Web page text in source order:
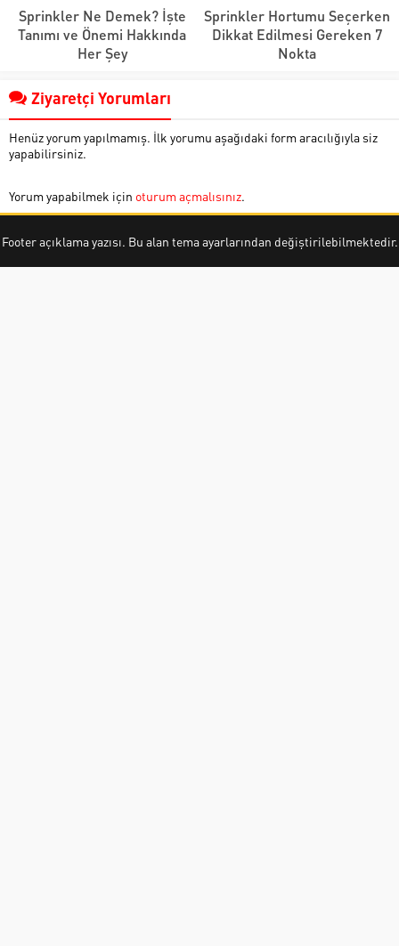
Sprinkler Ne Demek? İşte
Tanımı ve Önemi Hakkında
Her Şey
Sprinkler Hortumu Seçerken
Dikkat Edilmesi Gereken 7
Nokta
Ziyaretçi Yorumları
Henüz yorum yapılmamış. İlk yorumu aşağıdaki form aracılığıyla siz
yapabilirsiniz.
Yorum yapabilmek için oturum açmalısınız.
Footer açıklama yazısı. Bu alan tema ayarlarından değiştirilebilmektedir.